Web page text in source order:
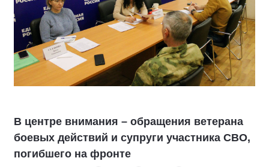
В центре внимания – обращения ветерана
боевых действий и супруги участника СВО,
погибшего на фронте